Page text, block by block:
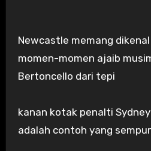
Newcastle memang
momen-momen ajaib
Bertoncello dari tepi
kanan kotak penalti
adalah contoh yang